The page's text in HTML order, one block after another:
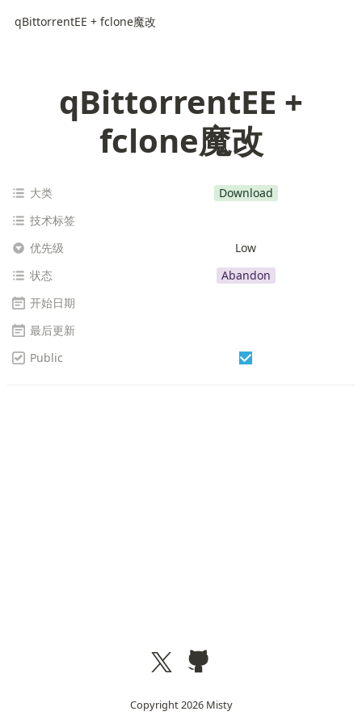
qBittorrentEE + fclone魔改
qBittorrentEE +
fclone魔改
大类
Download
技术标签
优先级
Low
状态
Abandon
开始日期
最后更新
Public
Copyright2026 Misty